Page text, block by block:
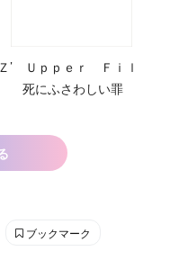
’ Ｕｐｐｅｒ Ｆｉｌ
死にふさわしい罪
ブックマーク